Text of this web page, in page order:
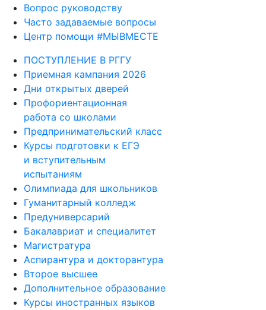
Вопрос руководству
Часто задаваемые вопросы
Центр помощи #МЫВМЕСТЕ
ПОСТУПЛЕНИЕ В РГГУ
Приемная кампания 2026
Дни открытых дверей
Профориентационная
работа со школами
Предпринимательский класс
Курсы подготовки к ЕГЭ
и вступительным
испытаниям
Олимпиада для школьников
Гуманитарный колледж
Предуниверсарий
Бакалавриат и специалитет
Магистратура
Аспирантура и докторантура
Второе высшее
Дополнительное образование
Курсы иностранных языков